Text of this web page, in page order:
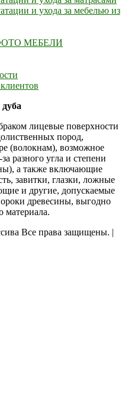
и ухода за мебелью из
МЕБЕЛИ
лицевые поверхности
пород,
(волокнам), возможное
разного угла и степени
а также включающие
завитки, глазки, ложные
и другие, допускаемые
древесины, выгодно
материала.
Все права защищены. |